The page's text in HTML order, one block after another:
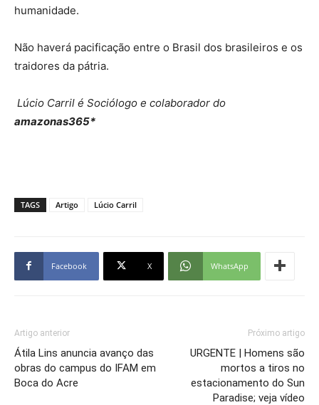
humanidade.
Não haverá pacificação entre o Brasil dos brasileiros e os
traidores da pátria.
Lúcio Carril é Sociólogo e colaborador do
amazonas365*
TAGS Artigo Lúcio Carril
Facebook X WhatsApp
Artigo anterior
Átila Lins anuncia avanço das
obras do campus do IFAM em
Boca do Acre
Próximo artigo
URGENTE | Homens são
mortos a tiros no
estacionamento do Sun
Paradise; veja vídeo